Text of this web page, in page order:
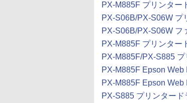
PX-M885F プリンター
PX-S06B/PX-S06W プ
PX-S06B/PX-S06W フ
PX-M885F プリンター
PX-M885F/PX-S885
PX-M885F Epson
PX-M885F Epson
PX-S885 プリンター